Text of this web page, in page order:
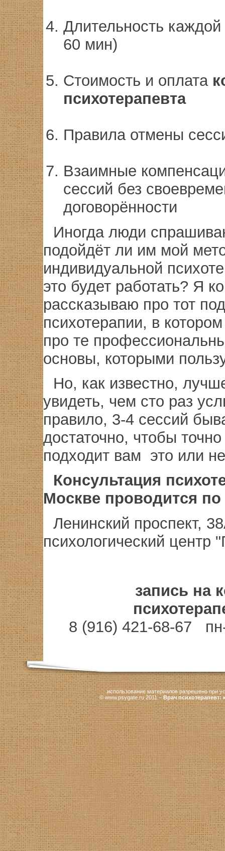
Длительность каждой
60 мин)
Стоимость и оплата
психотерапевта
Правила отмены
Взаимные
сессий без
договорённости
Иногда люди
подойдёт ли им мой
индивидуальной
это будет работать? Я
рассказываю про тот
психотерапии, в
про те
основы, которыми
Но, как известно,
увидеть, чем сто раз
правило, 3-4 сессий
достаточно, чтобы
подходит вам это или
Консультация
Москве проводится по
Ленинский проспект,
психологический центр
запись на
8 (916) 421-68-67
использование материалов разрешено при
© www.psygate.ru 2011 –Врач психотерапевт: